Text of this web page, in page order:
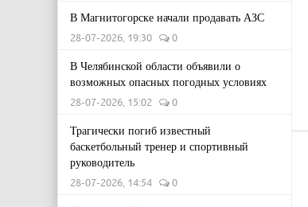
В Магнитогорске начали продавать АЗС
28-07-2026, 19:30 0
В Челябинской области объявили о
возможных опасных погодных условиях
28-07-2026, 15:02 0
Трагически погиб известный
баскетбольный тренер и спортивный
руководитель
28-07-2026, 14:54 0